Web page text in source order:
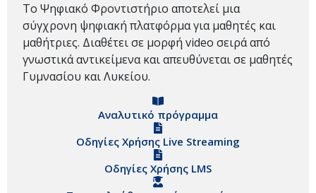
Το Ψηφιακό Φροντιστήριο αποτελεί μια
σύγχρονη ψηφιακή πλατφόρμα για μαθητές και
μαθήτριες. Διαθέτει σε μορφή video σειρά από
γνωστικά αντικείμενα και απευθύνεται σε μαθητές
Γυμνασίου και Λυκείου.
Αναλυτικό πρόγραμμα
Οδηγίες Χρήσης Live Streaming
Οδηγίες Χρήσης LMS